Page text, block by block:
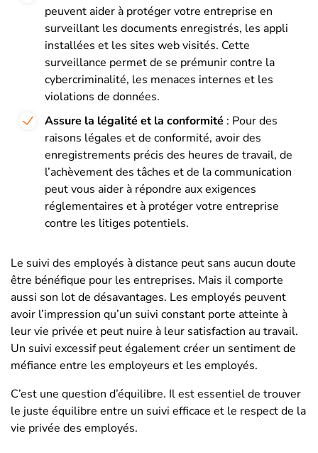
peuvent aider à protéger votre entreprise en
surveillant les documents enregistrés, les appli
installées et les sites web visités. Cette
surveillance permet de se prémunir contre la
cybercriminalité, les menaces internes et les
violations de données.
Assure la légalité et la conformité : Pour des
raisons légales et de conformité, avoir des
enregistrements précis des heures de travail, de
l’achèvement des tâches et de la communication
peut vous aider à répondre aux exigences
réglementaires et à protéger votre entreprise
contre les litiges potentiels.
Le suivi des employés à distance peut sans aucun doute
être bénéfique pour les entreprises. Mais il comporte
aussi son lot de désavantages. Les employés peuvent
avoir l’impression qu’un suivi constant porte atteinte à
leur vie privée et peut nuire à leur satisfaction au travail.
Un suivi excessif peut également créer un sentiment de
méfiance entre les employeurs et les employés.
C’est une question d’équilibre. Il est essentiel de trouver
le juste équilibre entre un suivi efficace et le respect de la
vie privée des employés.